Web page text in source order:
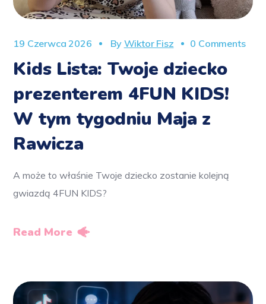
19 Czerwca 2026 By Wiktor Fisz 0 Comments
Kids Lista: Twoje dziecko
prezenterem 4FUN KIDS!
W tym tygodniu Maja z
Rawicza
A może to właśnie Twoje dziecko zostanie kolejną
gwiazdą 4FUN KIDS?
Read More